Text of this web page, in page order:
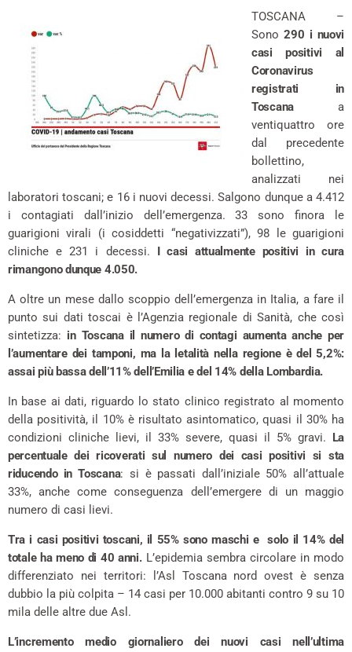
TOSCANA –
Sono290 i nuovi
casi positivi al
Coronavirus
registrati in
Toscanaa
ventiquattro ore
dal precedente
bollettino,
analizzati nei
laboratori toscani; e 16 i nuovi decessi. Salgono dunque a 4.412
i contagiati dall’inizio dell’emergenza. 33 sono finora le
guarigioni virali (i cosiddetti “negativizzati”), 98 le guarigioni
cliniche e 231 i decessi. I casi attualmente positivi in cura
rimangono dunque 4.050.
A oltre un mese dallo scoppio dell’emergenza in Italia, a fare il
punto sui dati toscai è l’Agenzia regionale di Sanità, che così
sintetizza: in Toscana il numero di contagi aumenta anche per
l’aumentare dei tamponi, ma la letalità nella regione è del 5,2%:
assai più bassa dell’11% dell’Emilia e del 14% della Lombardia.
In base ai dati, riguardo lo stato clinico registrato al momento
della positività, il 10% è risultato asintomatico, quasi il 30% ha
condizioni cliniche lievi, il 33% severe, quasi il 5% gravi. La
percentuale dei ricoverati sul numero dei casi positivi si sta
riducendo in Toscana: si è passati dall’iniziale 50% all’attuale
33%, anche come conseguenza dell’emergere di un maggio
numero di casi lievi.
Tra i casi positivi toscani, il 55% sono maschi e solo il 14% del
totale ha meno di 40 anni.L’epidemia sembra circolare in modo
differenziato nei territori: l’Asl Toscana nord ovest è senza
dubbio la più colpita – 14 casi per 10.000 abitanti contro 9 su 10
mila delle altre due Asl.
L’incremento medio giornaliero dei nuovi casi nell’ultima